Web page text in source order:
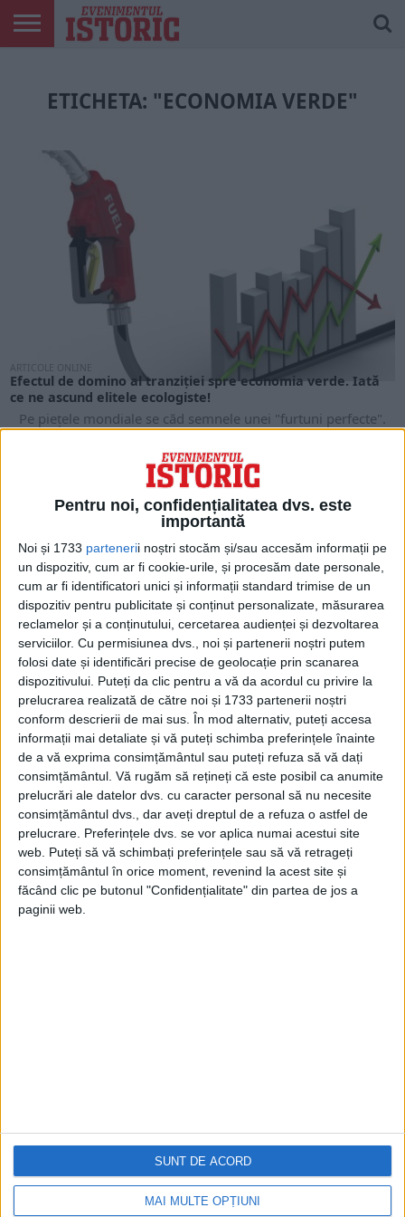
Pentru noi, confidențialitatea dvs. este
importantă
Noi și 1733 partenerii noștri stocăm și/sau accesăm informații pe
un dispozitiv, cum ar fi cookie-urile, și procesăm date personale,
cum ar fi identificatori unici și informații standard trimise de un
dispozitiv pentru publicitate și conținut personalizate, măsurarea
reclamelor și a conținutului, cercetarea audienței și dezvoltarea
serviciilor. Cu permisiunea dvs., noi și partenerii noștri putem
folosi date și identificări precise de geolocație prin scanarea
dispozitivului. Puteți da clic pentru a vă da acordul cu privire la
prelucrarea realizată de către noi și 1733 partenerii noștri
conform descrierii de mai sus. În mod alternativ, puteți accesa
informații mai detaliate și vă puteți schimba preferințele înainte
de a vă exprima consimțământul sau puteți refuza să vă dați
consimțământul. Vă rugăm să rețineți că este posibil ca anumite
prelucrări ale datelor dvs. cu caracter personal să nu necesite
consimțământul dvs., dar aveți dreptul de a refuza o astfel de
prelucrare. Preferințele dvs. se vor aplica numai acestui site
web. Puteți să vă schimbați preferințele sau să vă retrageți
consimțământul în orice moment, revenind la acest site și
făcând clic pe butonul "Confidențialitate" din partea de jos a
paginii web.
MAI MULTE OPȚIUNI
SUNT DE ACORD
TIPĂRITE
PLAY
MEU
ETICHETA: "ECONOMIA VERDE"
ARTICOLE ONLINE
Efectul de domino al tranziției spre economia verde. Iată
ce ne ascund elitele ecologiste!
Pe piețele mondiale se căd semnele unei "furtuni perfecte".
Pe lângă creșterea puternică a prețurilor la...
ARTICOLE ONLINE
Prima țară distrusă de tranziția spre o „economie verde”.
Război total pentru resurse
Statele Unite și Uniunea Europeană vorbesc neîncetat de
tranziția spre "economia verde". Miza economică este
uriașă,...
Evenimentul Zilei
Doctorul Zilei
Infoactual